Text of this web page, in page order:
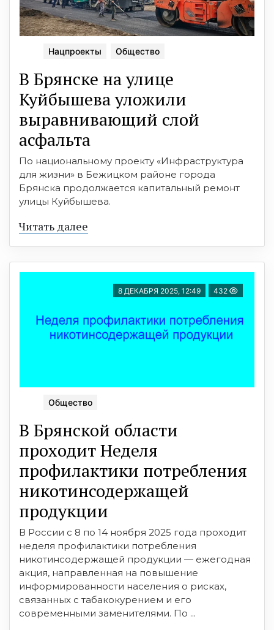
Нацпроекты Общество
В Брянске на улице
Куйбышева уложили
выравнивающий слой
асфальта
По национальному проекту «Инфраструктура
для жизни» в Бежицком районе города
Брянска продолжается капитальный ремонт
улицы Куйбышева.
Читать далее
8 ДЕКАБРЯ 2025, 12:49 432
Общество
В Брянской области
проходит Неделя
профилактики потребления
никотинсодержащей
продукции
В России с 8 по 14 ноября 2025 года проходит
неделя профилактики потребления
никотинсодержащей продукции — ежегодная
акция, направленная на повышение
информированности населения о рисках,
связанных с табакокурением и его
современными заменителями. По ...